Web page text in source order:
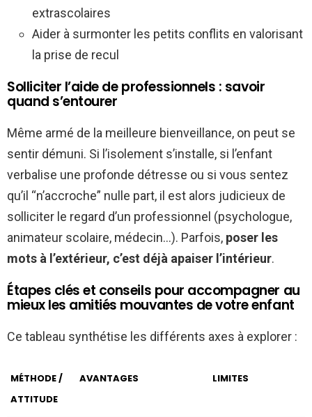
extrascolaires
Aider à surmonter les petits conflits en valorisant
la prise de recul
Solliciter l’aide de professionnels : savoir
quand s’entourer
Même armé de la meilleure bienveillance, on peut se
sentir démuni. Si l’isolement s’installe, si l’enfant
verbalise une profonde détresse ou si vous sentez
qu’il “n’accroche” nulle part, il est alors judicieux de
solliciter le regard d’un professionnel (psychologue,
animateur scolaire, médecin…). Parfois, poser les
mots à l’extérieur, c’est déjà apaiser l’intérieur.
Étapes clés et conseils pour accompagner au
mieux les amitiés mouvantes de votre enfant
Ce tableau synthétise les différents axes à explorer :
MÉTHODE /
ATTITUDE
AVANTAGES LIMITES